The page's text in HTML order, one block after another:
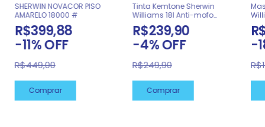
SHERWIN NOVACOR PISO
AMARELO 18000 #
R$399,88
-11%OFF
R$449,00
Tinta Kemtone Sherwin
Williams 18l Anti-mofo
Acabamento
R$239,90
-4%OFF
R$249,90
-